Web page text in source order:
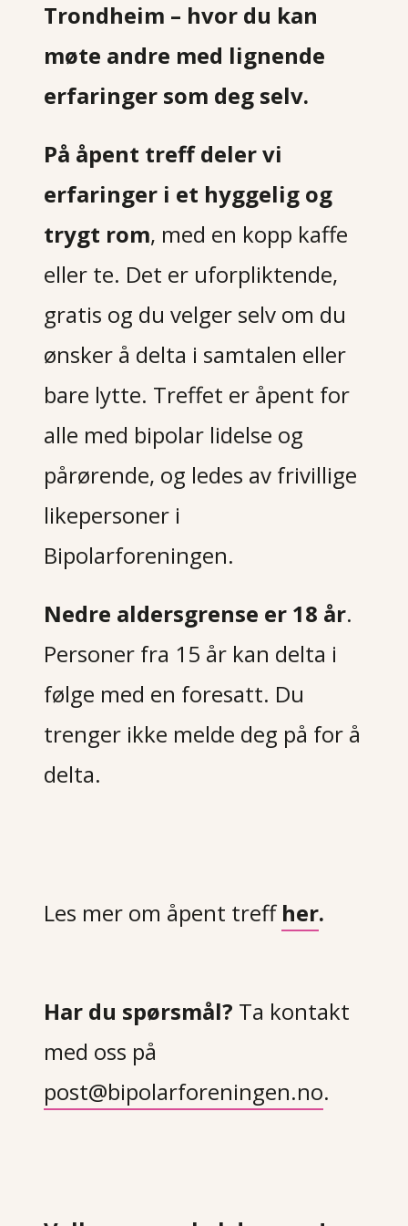
Trondheim – hvor du kan
møte andre med lignende
erfaringer som deg selv.
På åpent treff deler vi
erfaringer i et hyggelig og
trygt rom, med en kopp kaffe
eller te. Det er uforpliktende,
gratis og du velger selv om du
ønsker å delta i samtalen eller
bare lytte. Treffet er åpent for
alle med bipolar lidelse og
pårørende, og ledes av frivillige
likepersoner i
Bipolarforeningen.
Nedre aldersgrense er 18 år.
Personer fra 15 år kan delta i
følge med en foresatt. Du
trenger ikke melde deg på for å
delta.
Les mer om åpent treff her.
Har du spørsmål? Ta kontakt
med oss på
post@bipolarforeningen.no.